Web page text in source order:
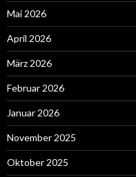
Mai 2026
April 2026
März 2026
Februar 2026
Januar 2026
November 2025
Oktober 2025